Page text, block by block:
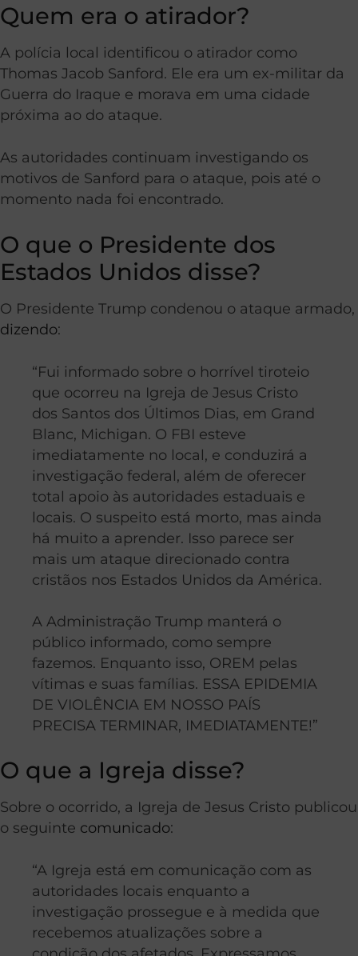
Quem era o atirador?
A polícia local identificou o atirador como
Thomas Jacob Sanford. Ele era um ex-militar da
Guerra do Iraque e morava em uma cidade
próxima ao do ataque.
As autoridades continuam investigando os
motivos de Sanford para o ataque, pois até o
momento nada foi encontrado.
O que o Presidente dos
Estados Unidos disse?
O Presidente Trump condenou o ataque armado,
dizendo:
“Fui informado sobre o horrível tiroteio
que ocorreu na Igreja de Jesus Cristo
dos Santos dos Últimos Dias, em Grand
Blanc, Michigan. O FBI esteve
imediatamente no local, e conduzirá a
investigação federal, além de oferecer
total apoio às autoridades estaduais e
locais. O suspeito está morto, mas ainda
há muito a aprender. Isso parece ser
mais um ataque direcionado contra
cristãos nos Estados Unidos da América.
A Administração Trump manterá o
público informado, como sempre
fazemos. Enquanto isso, OREM pelas
vítimas e suas famílias. ESSA EPIDEMIA
DE VIOLÊNCIA EM NOSSO PAÍS
PRECISA TERMINAR, IMEDIATAMENTE!”
O que a Igreja disse?
Sobre o ocorrido, a Igreja de Jesus Cristo publicou
o seguinte comunicado:
“A Igreja está em comunicação com as
autoridades locais enquanto a
investigação prossegue e à medida que
recebemos atualizações sobre a